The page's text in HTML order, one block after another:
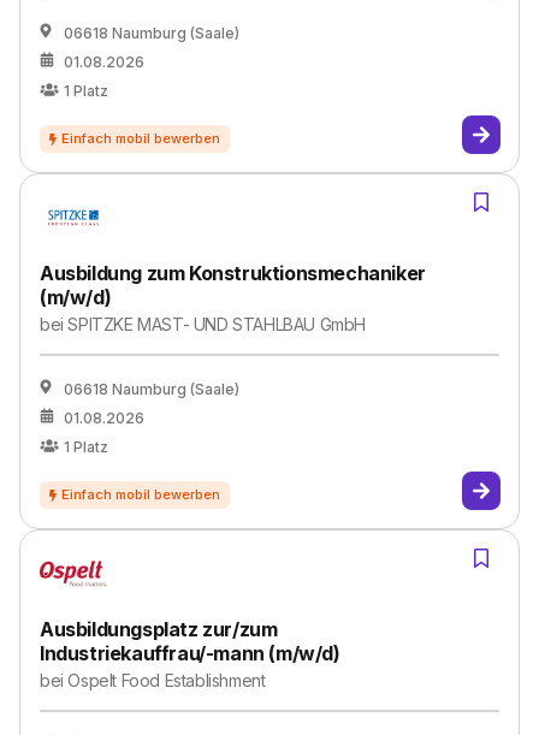
06618 Naumburg (Saale)
01.08.2026
1 Platz
Ausbildung zum Konstruktionsmechaniker
(m/​w/​d)
beiSPITZKE MAST- UND STAHLBAU GmbH
06618 Naumburg (Saale)
01.08.2026
1 Platz
Ausbildungsplatz zur/zum
Industriekauffrau/-mann (m/w/d)
beiOspelt Food Establishment